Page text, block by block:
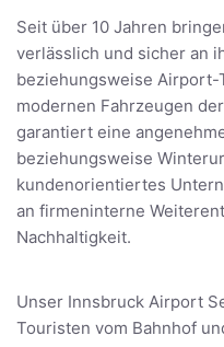
Seit über 10 Jahren
verlässlich und sicher an
beziehungsweise Airport-
modernen Fahrzeugen
garantiert eine
beziehungsweise
kundenorientiertes
an firmeninterne
Nachhaltigkeit.
Unser Innsbruck Airport
Touristen vom Bahnhof